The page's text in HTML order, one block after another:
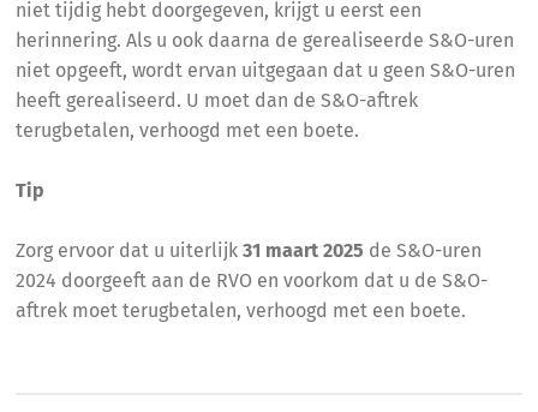
niet tijdig hebt doorgegeven, krijgt u eerst een
herinnering. Als u ook daarna de gerealiseerde S&O-uren
niet opgeeft, wordt ervan uitgegaan dat u geen S&O-uren
heeft gerealiseerd. U moet dan de S&O-aftrek
terugbetalen, verhoogd met een boete.
Tip
Zorg ervoor dat u uiterlijk31 maart 2025 de S&O-uren
2024 doorgeeft aan de RVO en voorkom dat u de S&O-
aftrek moet terugbetalen, verhoogd met een boete.